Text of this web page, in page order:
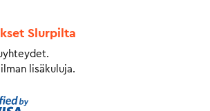
Slurpilta
lisäkuluja.